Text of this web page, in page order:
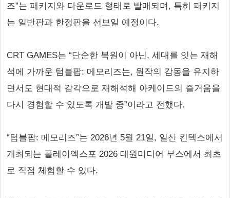
즈”는 패키지와 다운로드 형태로 발매되며, 특히 패키지
는 일반판과 한정판을 선보일 예정이다.
CRT GAMES는 “단순한 복원이 아닌, 세대를 잇는 재해
석에 가까운 텀블팝: 메모리즈는, 원작의 감동을 유지하
면서도 현대적 감각으로 재해석해 아케이드의 즐거움을
다시 경험할 수 있도록 개발 중”이라고 전했다.
“텀블팝: 메모리즈”는 2026년 5월 21일, 일산 킨텍스에서
개최되는 플레이엑스포 2026 대원미디어 부스에서 최초
로 직접 체험할 수 있다.